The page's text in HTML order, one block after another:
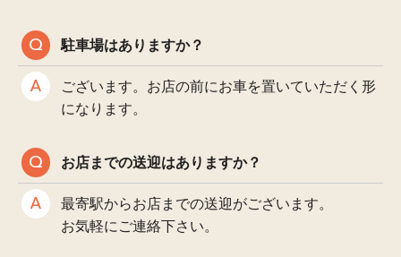
駐車場はありますか？
ございます。お店の前にお車を置いていただく形
になります。
お店までの送迎はありますか？
最寄駅からお店までの送迎がございます。
お気軽にご連絡下さい。